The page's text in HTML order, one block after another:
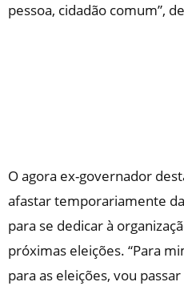
pessoa, cidadão comum”,
O agora ex-governador
afastar temporariamente
para se dedicar à
próximas eleições. “Para
para as eleições, vou